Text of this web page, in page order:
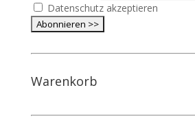
Datenschutz akzeptieren
Warenkorb